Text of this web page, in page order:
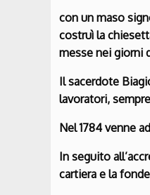
con un maso
costruì la
messe nei giorni
Il sacerdote
lavoratori,
Nel 1784 venne
In seguito
cartiera e la